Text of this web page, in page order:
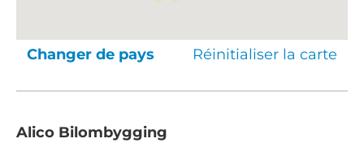
Changer de pays Réinitialiser la carte
Alico Bilombygging